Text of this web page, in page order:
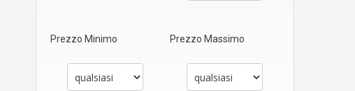
Prezzo Minimo Prezzo Massimo